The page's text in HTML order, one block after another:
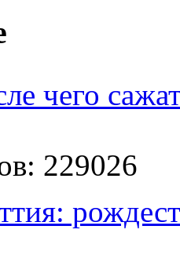
чего
229026